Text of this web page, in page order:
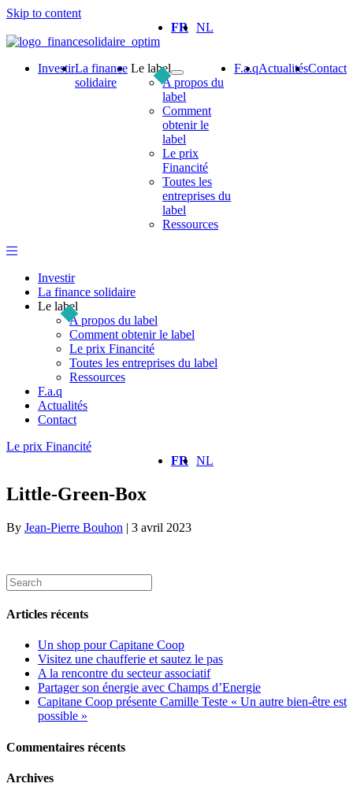
Skip to content
FR
NL
InvestirLa finance
solidaire
Le label
A propos du
label
Comment
obtenir le
label
Le prix
Financité
Toutes les
entreprises du
label
Ressources
F.a.qActualitésContact
Investir
La finance solidaire
Le label
A propos du label
Comment obtenir le label
Le prix Financité
Toutes les entreprises du label
Ressources
F.a.q
Actualités
Contact
Le prix Financité
FR
NL
Little-Green-Box
By Jean-Pierre Bouhon | 3 avril 2023
Articles récents
Un shop pour Capitane Coop
Visitez une chaufferie et sautez le pas
A la rencontre du secteur associatif
Partager son énergie avec Champs d’Energie
Capitane Coop présente Camille Teste « Un autre bien-être est
possible »
Commentaires récents
Archives